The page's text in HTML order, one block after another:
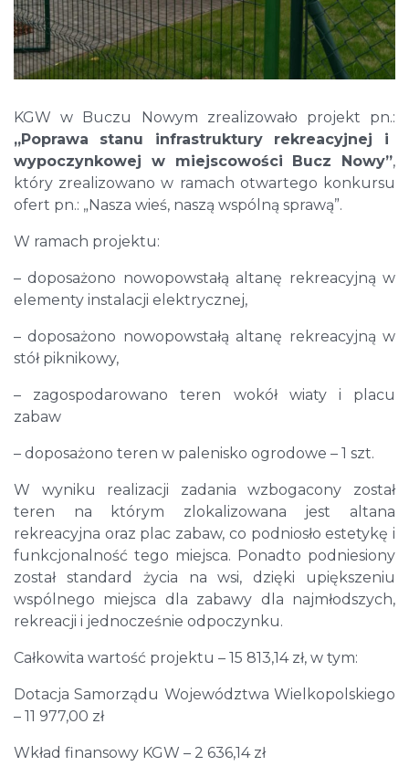
KGW w Buczu Nowym zrealizowało projekt pn.:
„Poprawa stanu infrastruktury rekreacyjnej i
wypoczynkowej w miejscowości Bucz Nowy”,
który zrealizowano w ramach otwartego konkursu
ofert pn.: „Nasza wieś, naszą wspólną sprawą”.
W ramach projektu:
– doposażono nowopowstałą altanę rekreacyjną w
elementy instalacji elektrycznej,
– doposażono nowopowstałą altanę rekreacyjną w
stół piknikowy,
– zagospodarowano teren wokół wiaty i placu
zabaw
– doposażono teren w palenisko ogrodowe – 1 szt.
W wyniku realizacji zadania wzbogacony został
teren na którym zlokalizowana jest altana
rekreacyjna oraz plac zabaw, co podniosło estetykę i
funkcjonalność tego miejsca. Ponadto podniesiony
został standard życia na wsi, dzięki upiększeniu
wspólnego miejsca dla zabawy dla najmłodszych,
rekreacji i jednocześnie odpoczynku.
Całkowita wartość projektu – 15 813,14 zł, w tym:
Dotacja Samorządu Województwa Wielkopolskiego
– 11 977,00 zł
Wkład finansowy KGW – 2 636,14 zł